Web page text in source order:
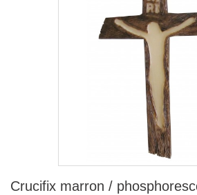
Crucifix marron /